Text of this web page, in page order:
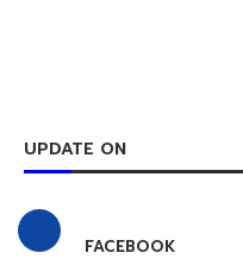
UPDATE ON
FACEBOOK